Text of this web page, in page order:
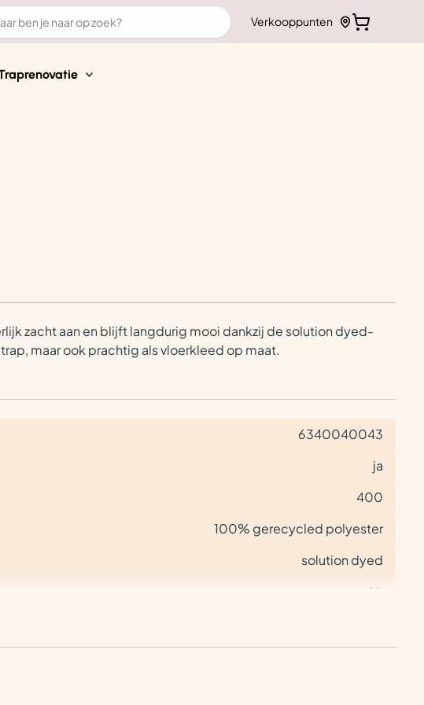
Verkooppunten
zacht aan en blijft langdurig mooi dankzij de solution dyed-
maar ook prachtig als vloerkleed op maat.
6340040043
ja
400
100% gerecycled polyester
solution dyed
10